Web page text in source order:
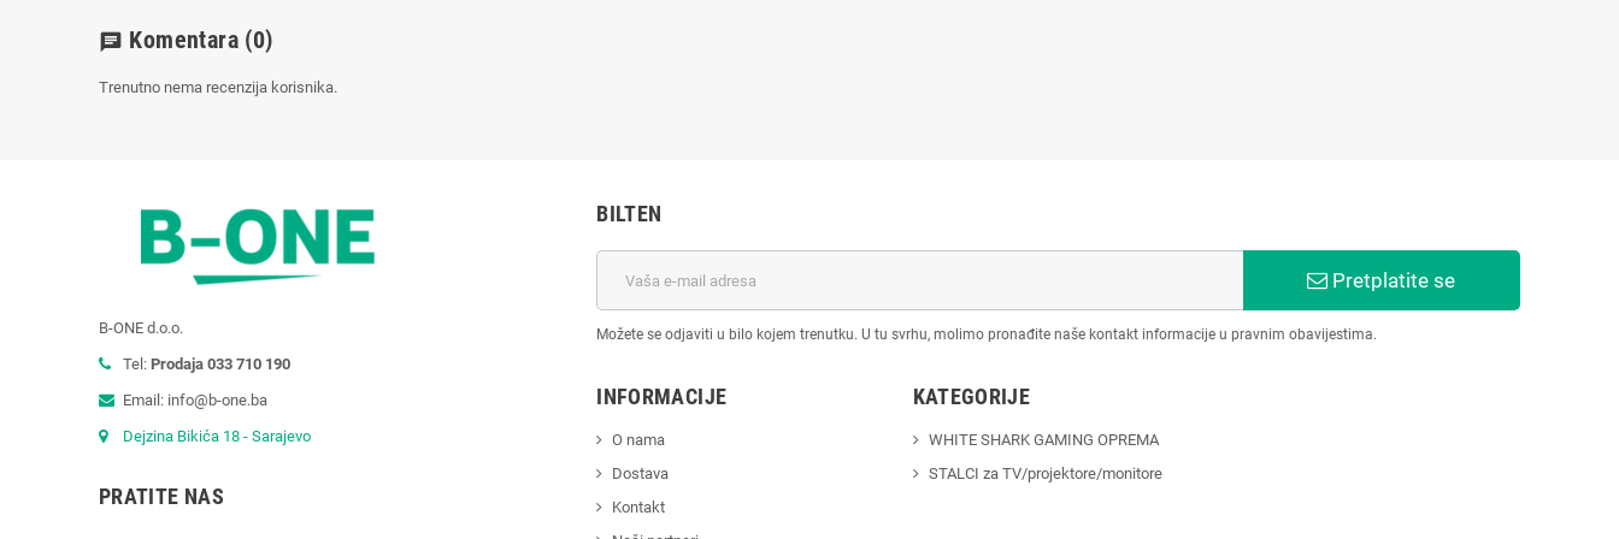
chat Komentara (0)
Trenutno nema recenzija korisnika.
B-ONE d.o.o.
Tel: Prodaja 033 710 190
Email: info@b-one.ba
Dejzina Bikića 18 - Sarajevo
PRATITE NAS
BILTEN
Pretplatite se
Možete se odjaviti u bilo kojem trenutku. U tu svrhu, molimo pronađite naše kontakt informacije u pravnim obavijestima.
INFORMACIJE
O nama
Dostava
Kontakt
KATEGORIJE
WHITE SHARK GAMING OPREMA
STALCI za TV/projektore/monitore